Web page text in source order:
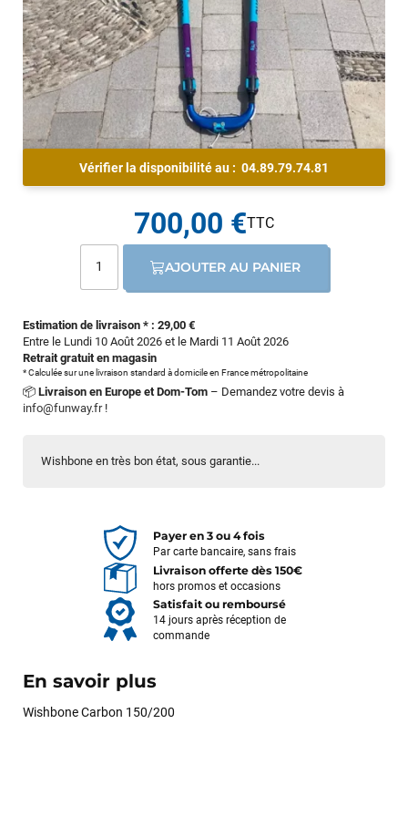
Wishbone en très bon état, sous garantie...
Vérifier la disponibilité au : 04.89.79.74.81
Estimation de livraison * : 29,00 €
Entre le Lundi 10 Août 2026 et le Mardi 11 Août 2026
Retrait gratuit en magasin
* Calculée sur une livraison standard à domicile en France métropolitaine
📦 Livraison en Europe et Dom-Tom – Demandez votre devis à
info@funway.fr!
700,00 €
AJOUTER AU PANIER
Payer en 3 ou 4 fois
Par carte bancaire, sans frais
Livraison offerte dès 150€
hors promos et occasions
Satisfait ou remboursé
14 jours après réception de
commande
En savoir plus
Wishbone Carbon 150/200